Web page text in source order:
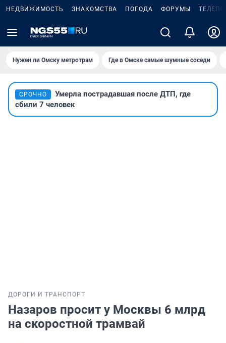
НЕДВИЖИМОСТЬ ЗНАКОМСТВА ПОГОДА ФОРУМЫ
Нужен ли Омску метротрам Где в Омске самые шумные соседи
СРОЧНО
Умерла пострадавшая после ДТП, где
сбили 7 человек
ДОРОГИ И ТРАНСПОРТ
Назаров просит у Москвы 6 млрд
на скоростной трамвай